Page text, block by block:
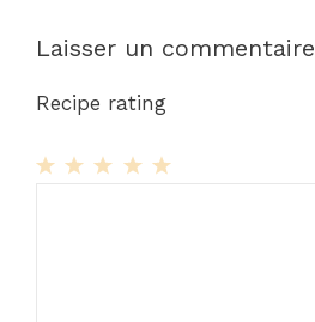
Laisser un commentaire
Recipe rating